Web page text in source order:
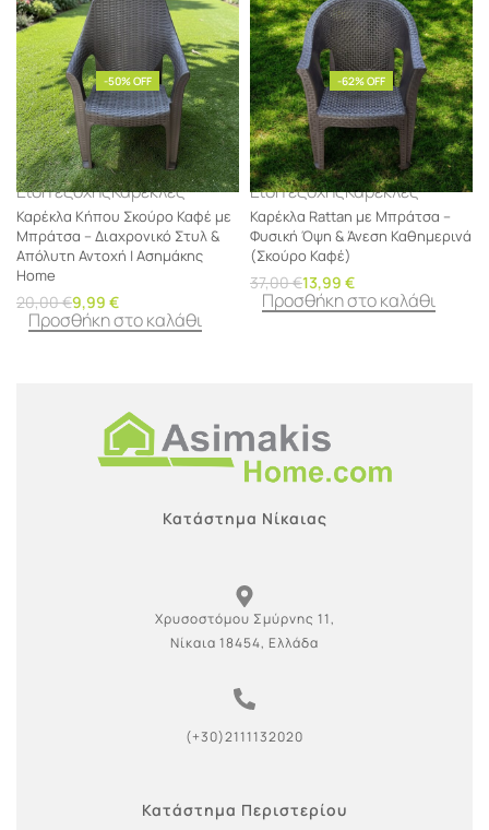
-50% OFF
Είδη εξοχήςΚαρέκλες
Καρέκλα Κήπου Σκούρο Καφέ με
Μπράτσα – Διαχρονικό Στυλ &
Απόλυτη Αντοχή | Ασημάκης
Home
20,00€9,99 €
Προσθήκη στο καλάθι
-62% OFF
Είδη εξοχήςΚαρέκλες
Καρέκλα Rattan με Μπράτσα –
Φυσική Όψη & Άνεση Καθημερινά
(Σκούρο Καφέ)
37,00€13,99 €
Προσθήκη στο καλάθι
Κατάστημα Νίκαιας
Χρυσοστόμου Σμύρνης 11,
Νίκαια 18454, Ελλάδα
(+30)2111132020
Κατάστημα Περιστερίου